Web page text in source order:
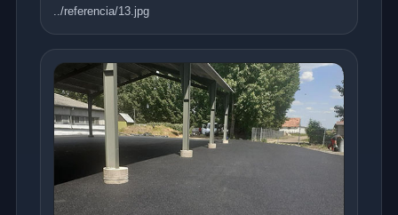
../referencia/13.jpg